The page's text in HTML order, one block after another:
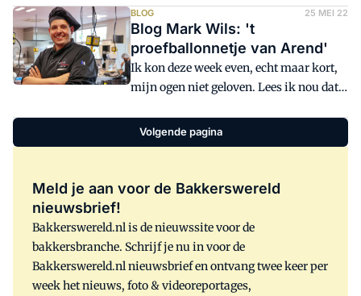
zorgt voor smaak.
man hebben kunnen voeren, maar het
begon met Arends column 'Snoeien doet
bloeien' waarin hij aangeeft dat er te veel
mbo-scholen met een bakkersopleiding
zijn in Nederland. Mark Wils, vakdocent
'Laten we proefballonnetjes als die van
Arend Kisteman ferm doorprikken.'
BLOG 25 MEI 22
Blog Mark Wils: 't
proefballonnetje van Arend'
Ik kon deze week even, echt maar kort,
mijn ogen niet geloven. Lees ik nou dat
NBOV, Arend Kisteman, een pleidooi
houdt voor het sluiten van pakweg een
Volgende pagina
Meld je aan voor de Bakkerswereld
nieuwsbrief!
Bakkerswereld.nl is de nieuwssite voor de
bakkersbranche. Schrijf je nu in voor de
Bakkerswereld.nl nieuwsbrief en ontvang twee keer per
week het nieuws, foto & videoreportages,